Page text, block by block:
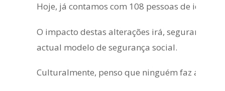
Hoje, já contamos com 108 pessoas de idade
O impacto destas alterações irá,
actual modelo de segurança social.
Culturalmente, penso que ninguém faz ainda